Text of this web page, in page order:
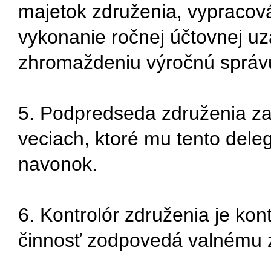
majetok združenia,
vykonanie ročnej účtovnej
zhromaždeniu výročnú
5. Podpredseda združenia
veciach, ktoré mu tento
navonok.
6. Kontrolór združenia je
činnosť zodpovedá